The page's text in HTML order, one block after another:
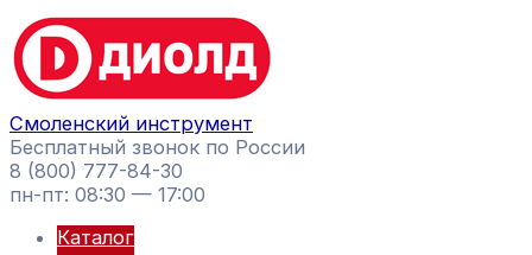
Перейти
к
содержимому
Смоленский инструмент
Бесплатный звонок по России
8 (800) 777-84-30
пн-пт: 08:30 — 17:00
Каталог
Поиск
товаров